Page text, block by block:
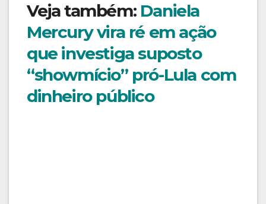
Veja também: Daniela
Mercury vira ré em ação
que investiga suposto
“showmício” pró-Lula com
dinheiro público